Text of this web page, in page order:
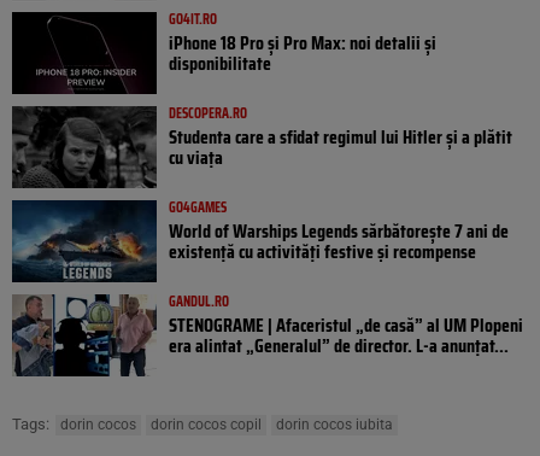
GO4IT.RO
iPhone 18 Pro și Pro Max: noi detalii și
disponibilitate
DESCOPERA.RO
Studenta care a sfidat regimul lui Hitler și a plătit
cu viața
GO4GAMES
World of Warships Legends sărbătorește 7 ani de
existență cu activități festive și recompense
GANDUL.RO
STENOGRAME | Afaceristul „de casă” al UM Plopeni
era alintat „Generalul” de director. L-a anunțat...
Tags: dorin cocos dorin cocos copil dorin cocos iubita